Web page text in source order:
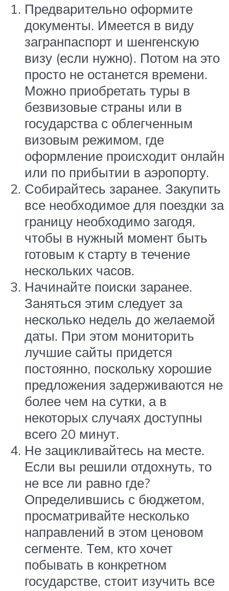
Предварительно оформите
документы. Имеется в виду
загранпаспорт и шенгенскую
визу (если нужно). Потом на это
просто не останется времени.
Можно приобретать туры в
безвизовые страны или в
государства с облегченным
визовым режимом, где
оформление происходит онлайн
или по прибытии в аэропорту.
Собирайтесь заранее. Закупить
все необходимое для поездки за
границу необходимо загодя,
чтобы в нужный момент быть
готовым к старту в течение
нескольких часов.
Начинайте поиски заранее.
Заняться этим следует за
несколько недель до желаемой
даты. При этом мониторить
лучшие сайты придется
постоянно, поскольку хорошие
предложения задерживаются не
более чем на сутки, а в
некоторых случаях доступны
всего 20 минут.
Не зацикливайтесь на месте.
Если вы решили отдохнуть, то
не все ли равно где?
Определившись с бюджетом,
просматривайте несколько
направлений в этом ценовом
сегменте. Тем, кто хочет
побывать в конкретном
государстве, стоит изучить все